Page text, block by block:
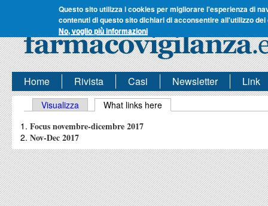
Questo sito utilizza i cookies per migliorare l'esperienza di
contenuti di questo sito dichiari di acconsentire all'utilizzo dei
No, voglio più informazioni
Home Rivista Casi Newsletter Link
Schede primarie
Visualizza What links here
Focus novembre-dicembre 2017
Nov-Dec 2017